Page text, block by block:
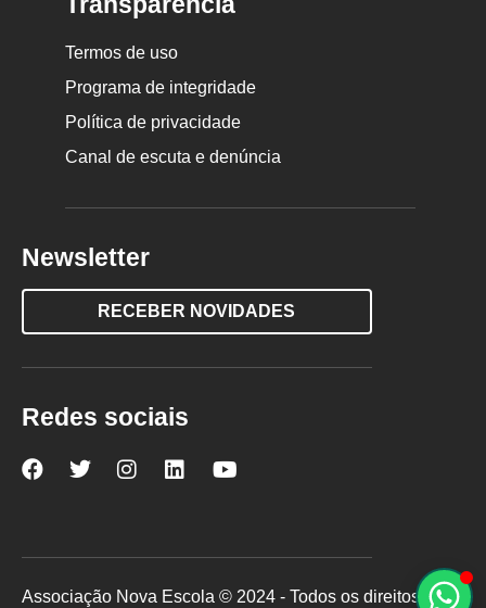
Termos de uso
Programa de integridade
Política de privacidade
Canal de escuta e denúncia
Newsletter
RECEBER NOVIDADES
Redes sociais
Nova
Facebook
Nova
Twitter
Nova
Instagram
Nova
LinkedInYouTube
Associação Nova Escola © 2024 - Todos os direitos